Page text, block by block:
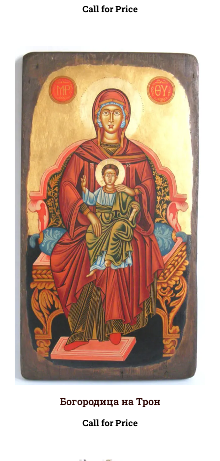
Call for Price
Богородица на Трон
Call for Price